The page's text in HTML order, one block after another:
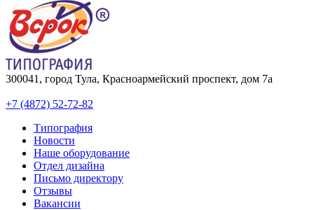
300041, город Тула, Красноармейский проспект, дом 7а
+7 (4872) 52-72-82
Типография
Новости
Наше оборудование
Отдел дизайна
Письмо директору
Отзывы
Вакансии